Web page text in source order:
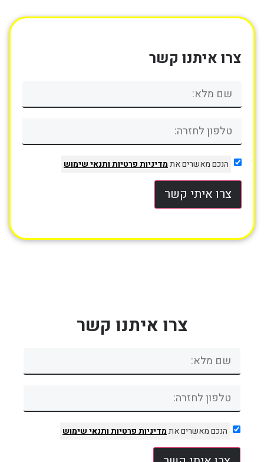
צרו איתנו קשר
הנכם מאשרים אתמדיניות פרטיותותנאי שימוש
צרו איתי קשר
צרו איתנו קשר
הנכם מאשרים אתמדיניות פרטיותותנאי שימוש